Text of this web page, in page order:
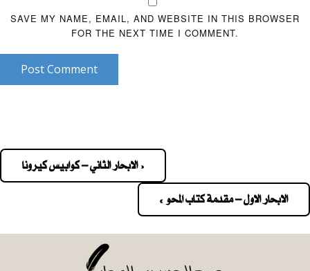
SAVE MY NAME, EMAIL, AND WEBSITE IN THIS BROWSER
FOR THE NEXT TIME I COMMENT.
Post Comment
navigation
« الابحار الثاني – كوابيس كيرونا
الابحار الاول – مقدمة كتاب المحو »